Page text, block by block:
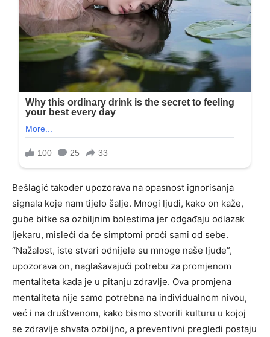
Bešlagić također upozorava na opasnost ignorisanja
signala koje nam tijelo šalje. Mnogi ljudi, kako on kaže,
gube bitke sa ozbiljnim bolestima jer odgađaju odlazak
ljekaru, misleći da će simptomi proći sami od sebe.
“Nažalost, iste stvari odnijele su mnoge naše ljude”,
upozorava on, naglašavajući potrebu za promjenom
mentaliteta kada je u pitanju zdravlje. Ova promjena
mentaliteta nije samo potrebna na individualnom nivou,
već i na društvenom, kako bismo stvorili kulturu u kojoj
se zdravlje shvata ozbiljno, a preventivni pregledi postaju